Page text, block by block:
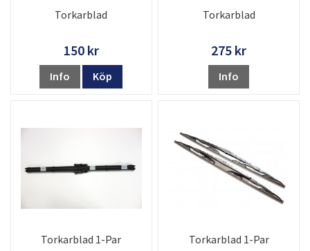
Torkarblad
150 kr
Info Köp
Torkarblad
275 kr
Info
Torkarblad 1-Par Torkarblad 1-Par